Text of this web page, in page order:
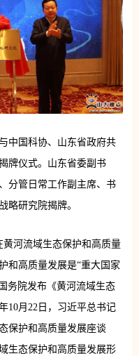
中国科协、山东省政府共
牌仪式。山东省委副书
分管日常工作副主席、书
略研究院揭牌。
黄河流域生态保护和高质量
和高质量发展是“重大国家
务院发布《黄河流域生态
10月22日，习近平总书记
保护和高质量发展座谈
生态保护和高质量发展形